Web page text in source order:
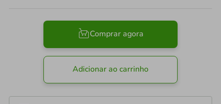
Comprar agora
Adicionar ao carrinho